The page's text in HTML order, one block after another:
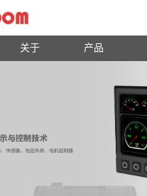
关于 产品